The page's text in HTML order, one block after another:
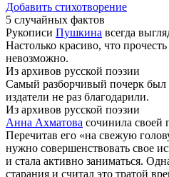
Добавить стихотворение
5 случайных фактов
Рукописи Пушкина всегда
Настолько красиво, что
невозможно.
Из архивов русской поэзии
Самый разборчивый почерк был
издатели не раз благодарили.
Из архивов русской поэзии
Анна Ахматова сочинила своей
Перечитав его «на свежую
нужно совершенствовать свое
и стала активно заниматься.
старания и считал это тратой